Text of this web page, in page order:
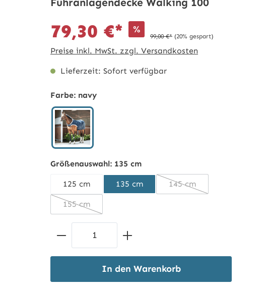
Führanlagendecke Walking 100
79,30 €* %
99,00 €* (20% gespart)
Preise inkl. MwSt. zzgl. Versandkosten
Lieferzeit: Sofort verfügbar
Farbe: navy
Größenauswahl: 135 cm
125 cm 135 cm 145 cm
(Diese Option ist
155 cm
(Diese Option ist zurzeit nicht verfügbar.)
Produkt Anzahl: Gib den
In den Warenkorb